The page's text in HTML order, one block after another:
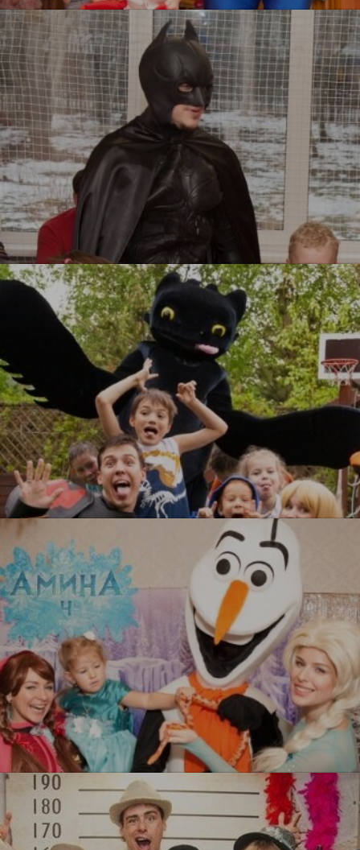
УЗНАТЬ БОЛЬШЕ
УЗНАТЬ БОЛЬШЕ
Бэтмен
УЗНАТЬ БОЛЬШЕ
Как приручить дракона
УЗНАТЬ БОЛЬШЕ
Холодное сердеце